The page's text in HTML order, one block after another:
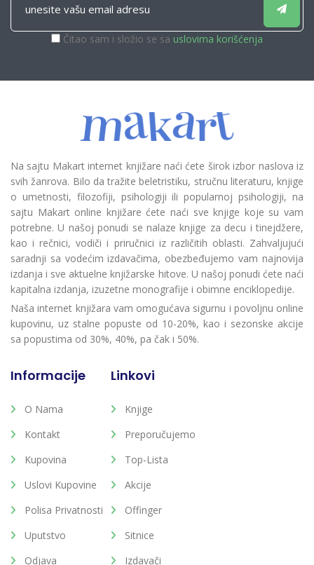
Čitao sam i složio se sa uslovima korišćenja
Na sajtu Makart internet knjižare naći ćete širok izbor naslova iz
svih žanrova. Bilo da tražite beletristiku, stručnu literaturu, knjige
o umetnosti, filozofiji, psihologiji ili popularnoj psihologiji, na
sajtu Makart online knjižare ćete naći sve knjige koje su vam
potrebne. U našoj ponudi se nalaze knjige za decu i tinejdžere,
kao i rečnici, vodiči i priručnici iz različitih oblasti. Zahvaljujući
saradnji sa vodećim izdavačima, obezbeđujemo vam najnovija
izdanja i sve aktuelne knjižarske hitove. U našoj ponudi ćete naći
kapitalna izdanja, izuzetne monografije i obimne enciklopedije.
Naša internet knjižara vam omogućava sigurnu i povoljnu online
kupovinu, uz stalne popuste od 10-20%, kao i sezonske akcije
sa popustima od 30%, 40%, pa čak i 50%.
Informacije
O Nama
Kontakt
Kupovina
Uslovi Kupovine
Polisa Privatnosti
Uputstvo
Odjava
Linkovi
Knjige
Preporučujemo
Top-Lista
Akcije
Offinger
Sitnice
Izdavači